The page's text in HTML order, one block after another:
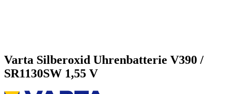
Varta Silberoxid Uhrenbatterie V390 /
SR1130SW 1,55 V